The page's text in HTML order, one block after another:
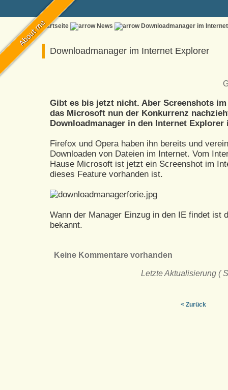
Startseite News Downloadmanager im
Downloadmanager im Internet Explorer
Gibt es bis jetzt nicht. Aber Screenshots
das Microsoft nun der Konkurrenz
Downloadmanager in den Internet
Firefox und Opera haben ihn bereits und
Downloaden von Dateien im Internet. Vom
Hause Microsoft ist jetzt ein Screenshot im
dieses Feature vorhanden ist.
Wann der Manager Einzug in den IE findet ist
bekannt.
Keine Kommentare vorhanden
Letzte Aktualisierung (
< Zurück